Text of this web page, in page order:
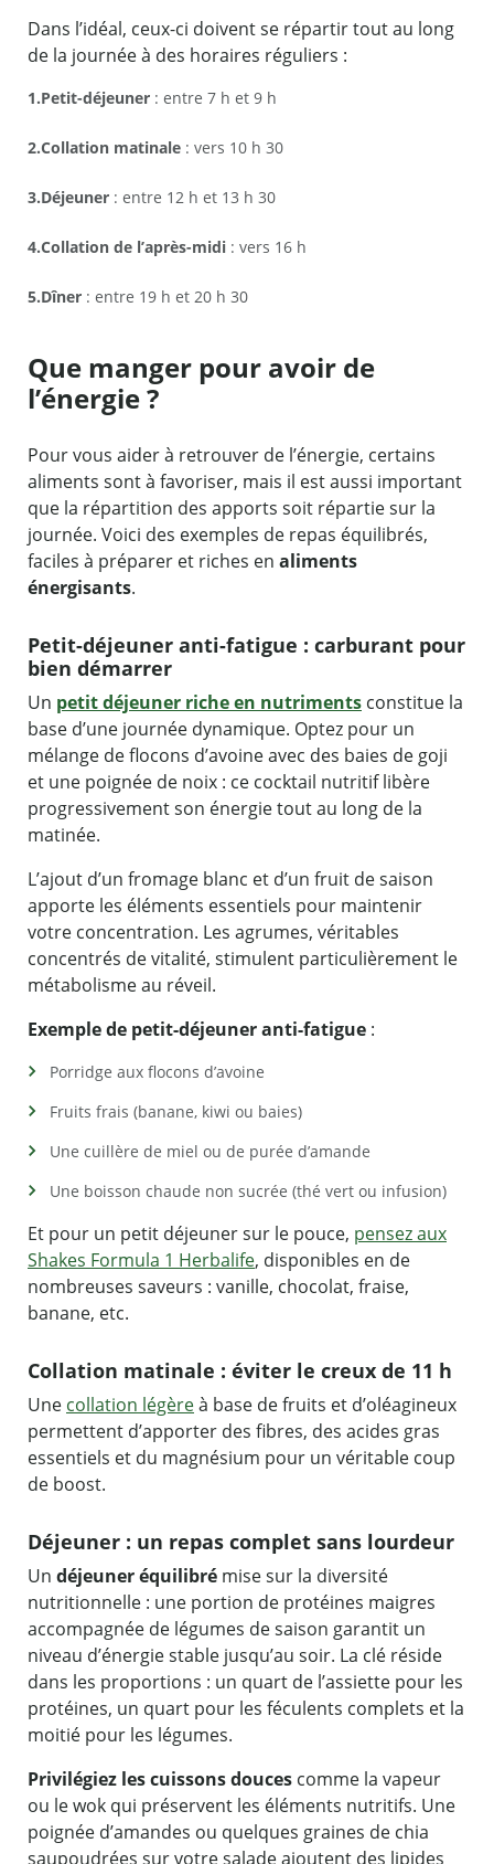
Dans l’idéal, ceux-ci doivent se répartir tout au long
de la journée à des horaires réguliers :
Petit-déjeuner : entre 7 h et 9 h
Collation matinale : vers 10 h 30
Déjeuner : entre 12 h et 13 h 30
Collation de l’après-midi : vers 16 h
Dîner : entre 19 h et 20 h 30
Que manger pour avoir de
l’énergie ?
Pour vous aider à retrouver de l’énergie, certains
aliments sont à favoriser, mais il est aussi important
que la répartition des apports soit répartie sur la
journée. Voici des exemples de repas équilibrés,
faciles à préparer et riches en aliments
énergisants.
Petit-déjeuner anti-fatigue : carburant pour
bien démarrer
Un petit déjeuner riche en nutriments constitue la
base d’une journée dynamique. Optez pour un
mélange de flocons d’avoine avec des baies de goji
et une poignée de noix : ce cocktail nutritif libère
progressivement son énergie tout au long de la
matinée.
L’ajout d’un fromage blanc et d’un fruit de saison
apporte les éléments essentiels pour maintenir
votre concentration. Les agrumes, véritables
concentrés de vitalité, stimulent particulièrement le
métabolisme au réveil.
Exemple de petit-déjeuner anti-fatigue :
Porridge aux flocons d’avoine
Fruits frais (banane, kiwi ou baies)
Une cuillère de miel ou de purée d’amande
Une boisson chaude non sucrée (thé vert ou infusion)
Et pour un petit déjeuner sur le pouce, pensez aux
Shakes Formula 1 Herbalife, disponibles en de
nombreuses saveurs : vanille, chocolat, fraise,
banane, etc.
Collation matinale : éviter le creux de 11 h
Une collation légèreà base de fruits et d’oléagineux
permettent d’apporter des fibres, des acides gras
essentiels et du magnésium pour un véritable coup
de boost.
Déjeuner : un repas complet sans lourdeur
Un déjeuner équilibré mise sur la diversité
nutritionnelle : une portion de protéines maigres
accompagnée de légumes de saison garantit un
niveau d’énergie stable jusqu’au soir. La clé réside
dans les proportions : un quart de l’assiette pour les
protéines, un quart pour les féculents complets et la
moitié pour les légumes.
Privilégiez les cuissons douces comme la vapeur
ou le wok qui préservent les éléments nutritifs. Une
poignée d’amandes ou quelques graines de chia
saupoudrées sur votre salade ajoutent des lipides